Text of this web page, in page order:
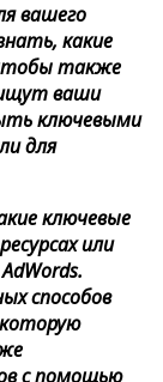
вашего
какие
также
ваши
ключевыми
для
ключевые
или
способов
с помощью